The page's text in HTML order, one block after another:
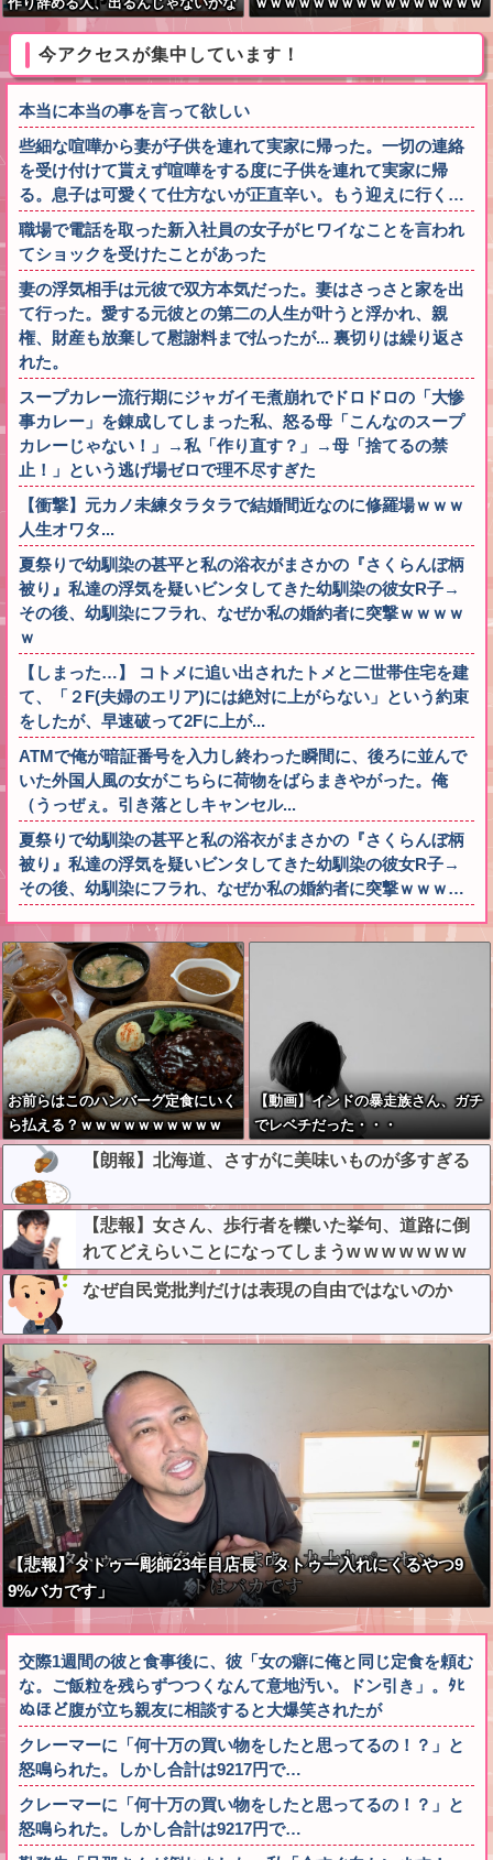
今アクセスが集中しています！
本当に本当の事を言って欲しい
些細な喧嘩から妻が子供を連れて実家に帰った。一切の連絡
を受け付けて貰えず喧嘩をする度に子供を連れて実家に帰
る。息子は可愛くて仕方ないが正直辛い。もう迎えに行く…
職場で電話を取った新入社員の女子がヒワイなことを言われ
てショックを受けたことがあった
妻の浮気相手は元彼で双方本気だった。妻はさっさと家を出
て行った。愛する元彼との第二の人生が叶うと浮かれ、親
権、財産も放棄して慰謝料まで払ったが... 裏切りは繰り返さ
れた。
スープカレー流行期にジャガイモ煮崩れでドロドロの「大惨
事カレー」を錬成してしまった私、怒る母「こんなのスープ
カレーじゃない！」→私「作り直す？」→母「捨てるの禁
止！」という逃げ場ゼロで理不尽すぎた
【衝撃】元カノ未練タラタラで結婚間近なのに修羅場ｗｗｗ
人生オワタ...
夏祭りで幼馴染の甚平と私の浴衣がまさかの『さくらんぼ柄
被り』私達の浮気を疑いビンタしてきた幼馴染の彼女R子→
その後、幼馴染にフラれ、なぜか私の婚約者に突撃ｗｗｗｗ
ｗ
【しまった…】 コトメに追い出されたトメと二世帯住宅を建
て、「２F(夫婦のエリア)には絶対に上がらない」という約束
をしたが、早速破って2Fに上が...
ATMで俺が暗証番号を入力し終わった瞬間に、後ろに並んで
いた外国人風の女がこちらに荷物をばらまきやがった。俺
（うっぜぇ。引き落としキャンセル...
夏祭りで幼馴染の甚平と私の浴衣がまさかの『さくらんぼ柄
被り』私達の浮気を疑いビンタしてきた幼馴染の彼女R子→
その後、幼馴染にフラれ、なぜか私の婚約者に突撃ｗｗｗ…
お前らはこのハンバーグ定食にいく
ら払える？ｗｗｗｗｗｗｗｗｗｗ
【動画】インドの暴走族さん、ガチ
でレベチだった・・・
【朗報】北海道、さすがに美味いものが多すぎる
【悲報】女さん、歩行者を轢いた挙句、道路に倒
れてどえらいことになってしまうw w w w w w w
なぜ自民党批判だけは表現の自由ではないのか
【悲報】タトゥー彫師23年目店長「タトゥー入れにくるやつ9
9%バカです」
交際1週間の彼と食事後に、彼「女の癖に俺と同じ定食を頼む
な。ご飯粒を残らずつつくなんて意地汚い。ドン引き」。ﾀﾋ
ぬほど腹が立ち親友に相談すると大爆笑されたが
クレーマーに「何十万の買い物をしたと思ってるの！？」と
怒鳴られた。しかし合計は9217円で…
クレーマーに「何十万の買い物をしたと思ってるの！？」と
怒鳴られた。しかし合計は9217円で…